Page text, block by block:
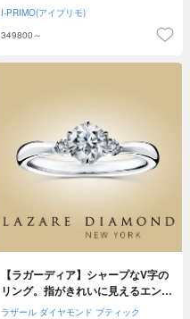
I-PRIMO(アイプリモ)
349800～
【ラガーディア】シャープなV字の
リング。指がきれいに見えるエンゲ
ージリング
ラザール ダイヤモンド ブティック